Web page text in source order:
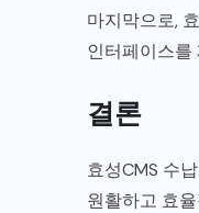
마지막으로,
인터페이스를
결론
효성CMS 수
원활하고 효